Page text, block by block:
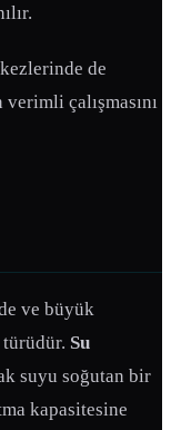
de
çalışmasını
ve büyük
Su
suyu soğutan bir
kapasitesine